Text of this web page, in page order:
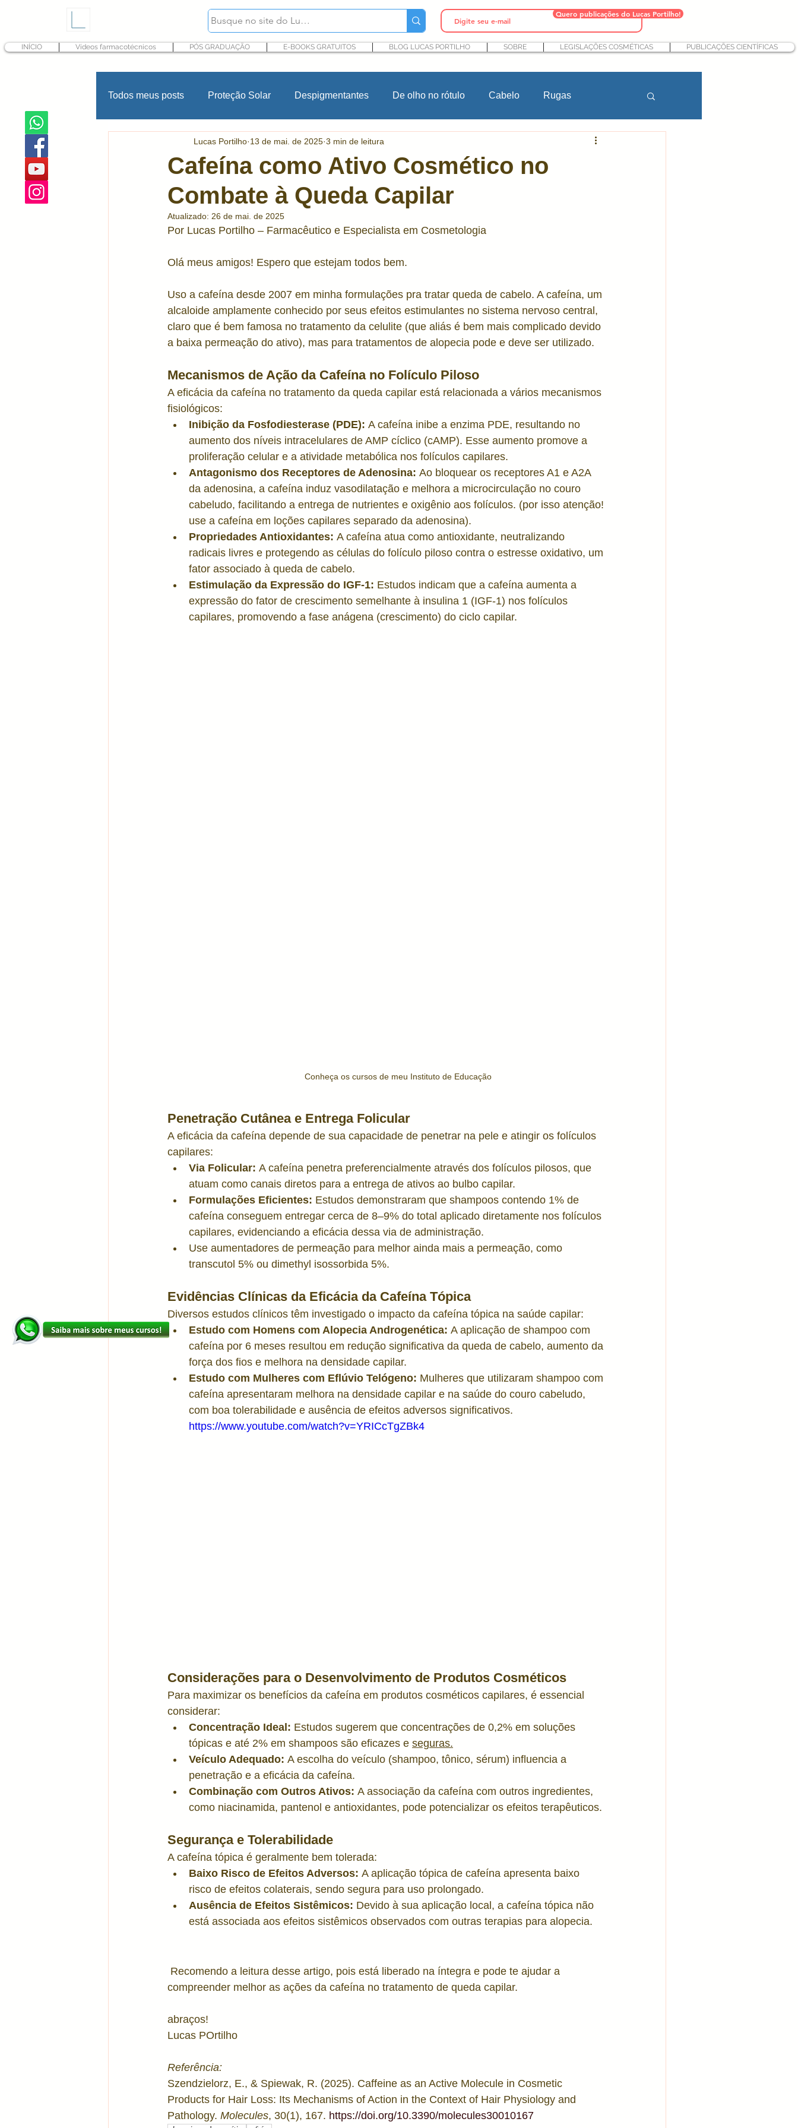
INÍCIO Vídeos farmacotécnicos PÓS GRADUAÇÃO E-BOOKS GRATUITOS BLOG LUCAS PORTILHO SOBRE LEGISLAÇÕES COSMÉTICAS PUBLICAÇÕES CIENTÍFICAS
Quero publicações do Lucas Portilho!
Todos meus posts Proteção Solar Despigmentantes De olho no rótulo Cabelo Rugas
Fragrância In Cosmetics Cursos
Psoríase INCI Cosméticos Ingredientes cosméticos Microbioma e Pele
P&D cosmético Pesquisa e desenvolvimento
Álcool em Gel Vitamina C
Cafeína como Ativo Cosmético no
Combate à Queda Capilar
Lucas Portilho 13 de mai. de 2025 3 min de leitura
Atualizado: 26 de mai. de 2025
Por Lucas Portilho – Farmacêutico e Especialista em Cosmetologia
Olá meus amigos! Espero que estejam todos bem.
Uso a cafeína desde 2007 em minha formulações pra tratar queda de cabelo. A cafeína, um
alcaloide amplamente conhecido por seus efeitos estimulantes no sistema nervoso central,
claro que é bem famosa no tratamento da celulite (que aliás é bem mais complicado devido
a baixa permeação do ativo), mas para tratamentos de alopecia pode e deve ser utilizado.
Mecanismos de Ação da Cafeína no Folículo Piloso
A eficácia da cafeína no tratamento da queda capilar está relacionada a vários mecanismos
fisiológicos:
Inibição da Fosfodiesterase (PDE): A cafeína inibe a enzima PDE, resultando no
aumento dos níveis intracelulares de AMP cíclico (cAMP). Esse aumento promove a
proliferação celular e a atividade metabólica nos folículos capilares.
Antagonismo dos Receptores de Adenosina: Ao bloquear os receptores A1 e A2A
da adenosina, a cafeína induz vasodilatação e melhora a microcirculação no couro
cabeludo, facilitando a entrega de nutrientes e oxigênio aos folículos. (por isso atenção!
use a cafeína em loções capilares separado da adenosina).
Propriedades Antioxidantes: A cafeína atua como antioxidante, neutralizando
radicais livres e protegendo as células do folículo piloso contra o estresse oxidativo, um
fator associado à queda de cabelo.
Estimulação da Expressão do IGF-1: Estudos indicam que a cafeína aumenta a
expressão do fator de crescimento semelhante à insulina 1 (IGF-1) nos folículos
capilares, promovendo a fase anágena (crescimento) do ciclo capilar.
Conheça os cursos de meu Instituto de Educação
Penetração Cutânea e Entrega Folicular
A eficácia da cafeína depende de sua capacidade de penetrar na pele e atingir os folículos
capilares:
Via Folicular: A cafeína penetra preferencialmente através dos folículos pilosos, que
atuam como canais diretos para a entrega de ativos ao bulbo capilar.
Formulações Eficientes: Estudos demonstraram que shampoos contendo 1% de
cafeína conseguem entregar cerca de 8–9% do total aplicado diretamente nos folículos
capilares, evidenciando a eficácia dessa via de administração.
Use aumentadores de permeação para melhor ainda mais a permeação, como
transcutol 5% ou dimethyl isossorbida 5%.
Evidências Clínicas da Eficácia da Cafeína Tópica
Diversos estudos clínicos têm investigado o impacto da cafeína tópica na saúde capilar:
Estudo com Homens com Alopecia Androgenética: A aplicação de shampoo com
cafeína por 6 meses resultou em redução significativa da queda de cabelo, aumento da
força dos fios e melhora na densidade capilar.
Estudo com Mulheres com Eflúvio Telógeno: Mulheres que utilizaram shampoo com
cafeína apresentaram melhora na densidade capilar e na saúde do couro cabeludo,
com boa tolerabilidade e ausência de efeitos adversos significativos.
https://www.youtube.com/watch?v=YRICcTgZBk4
Considerações para o Desenvolvimento de Produtos Cosméticos
Para maximizar os benefícios da cafeína em produtos cosméticos capilares, é essencial
considerar:
Concentração Ideal: Estudos sugerem que concentrações de 0,2% em soluções
tópicas e até 2% em shampoos são eficazes e seguras.
Veículo Adequado: A escolha do veículo (shampoo, tônico, sérum) influencia a
penetração e a eficácia da cafeína.
Combinação com Outros Ativos: A associação da cafeína com outros ingredientes,
como niacinamida, pantenol e antioxidantes, pode potencializar os efeitos terapêuticos.
Segurança e Tolerabilidade
A cafeína tópica é geralmente bem tolerada:
Baixo Risco de Efeitos Adversos: A aplicação tópica de cafeína apresenta baixo
risco de efeitos colaterais, sendo segura para uso prolongado.
Ausência de Efeitos Sistêmicos: Devido à sua aplicação local, a cafeína tópica não
está associada aos efeitos sistêmicos observados com outras terapias para alopecia.
Recomendo a leitura desse artigo, pois está liberado na íntegra e pode te ajudar a
compreender melhor as ações da cafeína no tratamento de queda capilar.
abraços!
Lucas POrtilho
Referência:
Szendzielorz, E., & Spiewak, R. (2025). Caffeine as an Active Molecule in Cosmetic
Products for Hair Loss: Its Mechanisms of Action in the Context of Hair Physiology and
Pathology. Molecules, 30(1), 167. https://doi.org/10.3390/molecules30010167